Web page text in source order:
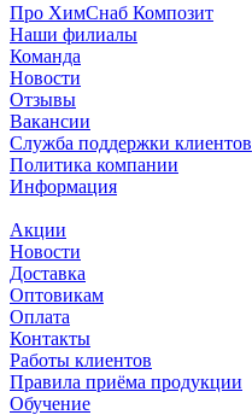
Про ХимСнаб Композит
Наши филиалы
Команда
Новости
Отзывы
Вакансии
Служба поддержки клиентов
Политика компании
Информация
Акции
Новости
Доставка
Оптовикам
Оплата
Контакты
Работы клиентов
Правила приёма продукции
Обучение